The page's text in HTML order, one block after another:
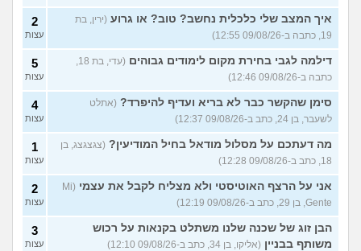
למה בנות בממוצע הרבה יותר
נחמדות לבנות אחרות מאשר
לבנים?
(Itay Daniel Asael, בן
23)
12
עצות
איך יש אנשים שישנים עם
בגדים?
(נעם, בן 14)
האם להרשות לאחרים לקבוע
(סיון, בת
24)
9
בחינם? (Rin, בת 19)
4
עצות
עוד שאלות חדשות במדור
איך המצב שלי כלכלית נחשב? טוב? או גרוע (ירין, בת
19, כתבה ב-09/08/26 12:55)
2
עצות
דילמה לגבי בחירת מקום לימודים גבוהים
(עדי, בת 18,
כתבה ב-09/08/26 12:46)
5
עצות
סימן שהקשר כבר לא בריא ועדיף להיפרד? (אתלט
לשעבר, בן 24, כתב ב-09/08/26 12:37)
4
עצות
מה דעתכם על מסלול מודאל בחיל המודיעין? (צגצגצג, בן
18, כתב ב-09/08/26 12:28)
1
עצות
אני על הרצף האוטיסטי ולא מצליח לקבל את עצמי
(Mi
Gente, בן 29, כתב ב-09/08/26 12:19)
2
עצות
הבן זוג של שכנה שלנו משתלט בקנאות על רכוש
משותף בבניין (אליקו, בן 34, כתב ב-09/08/26 12:10)
3
עצות